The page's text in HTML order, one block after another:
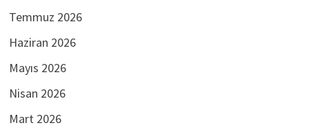
Temmuz 2026
Haziran 2026
Mayıs 2026
Nisan 2026
Mart 2026